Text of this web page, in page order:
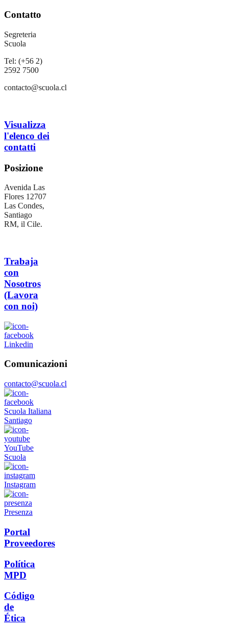
Contatto
Segreteria
Scuola
Tel: (+56 2)
2592 7500
contacto@scuola.cl
Visualizza
l'elenco dei
contatti
Posizione
Avenida Las
Flores 12707
Las Condes,
Santiago
RM, il Cile.
Trabaja
con
Nosotros
(Lavora
con noi)
Linkedin
Comunicazioni
contacto@scuola.cl
Scuola Italiana
Santiago
YouTube
Scuola
Instagram
Presenza
Portal
Proveedores
Política
MPD
Código
de
Ética